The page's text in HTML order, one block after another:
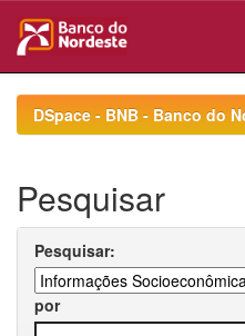
navigationDSpace - BNB - Banco do
Pesquisar
Pesquisar:
por